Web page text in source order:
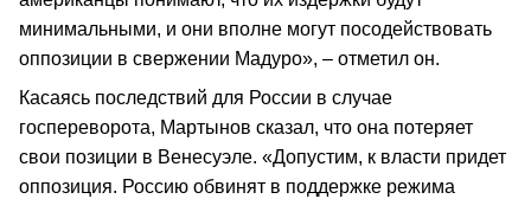
минимальными, и они вполне могут посодействовать
оппозиции в свержении Мадуро», – отметил он.
Касаясь последствий для России в случае
госпереворота, Мартынов сказал, что она потеряет
свои позиции в Венесуэле. «Допустим, к власти придет
оппозиция. Россию обвинят в поддержке режима